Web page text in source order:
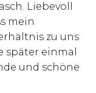
Liebevoll
mein
zu uns
später einmal
und schöne